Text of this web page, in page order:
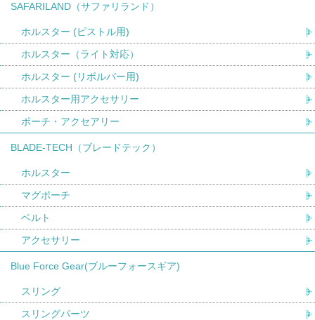
SAFARILAND（サファリランド）
ホルスター (ピストル用)
ホルスター（ライト対応）
ホルスター (リボルバー用)
ホルスター用アクセサリー
ポーチ・アクセアリー
BLADE-TECH（ブレードテック）
ホルスター
マグポーチ
ベルト
アクセサリー
Blue Force Gear(ブルーフォースギア)
スリング
スリングパーツ